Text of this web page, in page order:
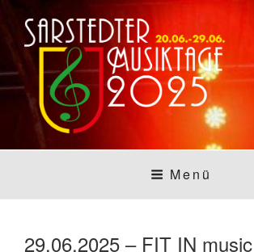
Zum
Inhalt
springen
SARSTEDTER
MUSIKTAGE
Sarstedt macht Musik
Menü
29.06.2025 – FIT IN music